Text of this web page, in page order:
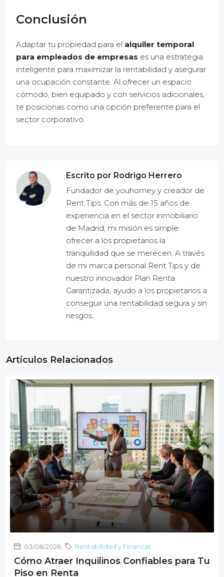
Conclusión
Adaptar tu propiedad para el alquiler temporal
para empleados de empresas es una estrategia
inteligente para maximizar la rentabilidad y asegurar
una ocupación constante. Al ofrecer un espacio
cómodo, bien equipado y con servicios adicionales,
te posicionas como una opción preferente para el
sector corporativo.
Escrito por Rodrigo Herrero
Fundador de youhomey y creador de
Rent Tips. Con más de 15 años de
experiencia en el sector inmobiliario
de Madrid, mi misión es simple:
ofrecer a los propietarios la
tranquilidad que se merecen. A través
de mi marca personal Rent Tips y de
nuestro innovador Plan Renta
Garantizada, ayudo a los propietarios a
conseguir una rentabilidad segura y sin
riesgos.
Artículos Relacionados
03/08/2026 Rentabilidad y Finanzas
Cómo Atraer Inquilinos Confiables para Tu
Piso en Renta